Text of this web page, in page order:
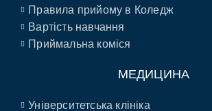
Правила прийому в Коледж
Вартість навчання
Приймальна коміся
МЕДИЦИНА
Університетська клініка